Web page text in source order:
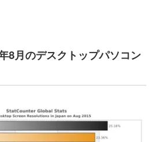
8月のデスクトップパソコン